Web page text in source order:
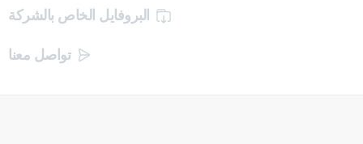
البروفايل الخاص بالشركة
تواصل معنا